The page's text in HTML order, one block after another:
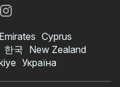
Cyprus
한국 New Zealand
Україна